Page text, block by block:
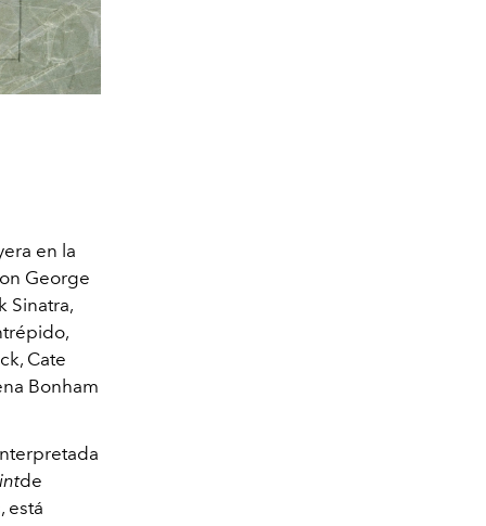
en la
George
Sinatra,
Cate
Bonham
de
está